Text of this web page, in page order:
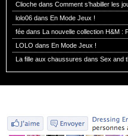
Clioche dans Comment s’habiller les
lolo06 dans En Mode Jeux !
fée dans La nouvelle collection H&M :
LOLO dans En Mode Jeux !
La fille aux chaussures dans Sex and